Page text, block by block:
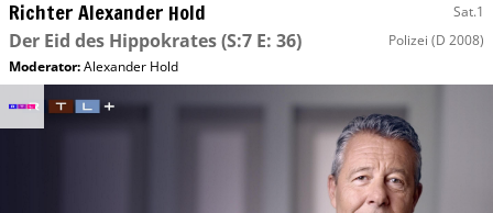
Richter Alexander Hold Sat.1
Der Eid des Hippokrates(S:7 E: 36) Polizei (D 2008)
Moderator:Alexander Hold